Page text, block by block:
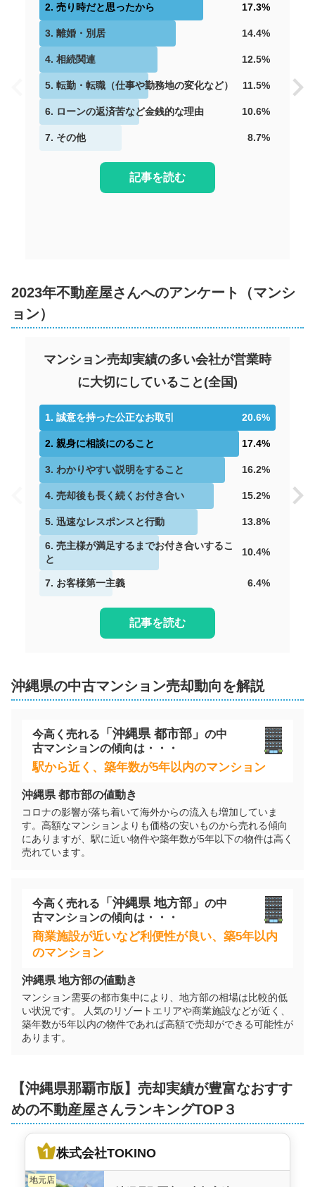
株式会社 不動産の依頼所
1,500
ライオンズマンション安里
階数: 階
株式会社TOKINO
2026年1月
ソーワピア古蔵台
階数:3階 専有面積:
株式会社TOKINO
2,300 万円 2026年1月
ライオンズマンション壺屋第3
階数:2
株式会社ミカタ不動産
階数:18階 専有面積:76㎡
株式会社TOKINO
4,300 万円
リュークスタワーザイースト
階数: 4階 専有面積:56㎡
1,700万円 2025年12月
稲和マンション
階数:6階
株式会社ミカタ不動産
ブランシエラ那覇曙プレミスト
階数:14階 専有面積:70㎡
株式会社ミカタ不動産
2. 売り時だと思ったから 17.3%
3. 離婚・別居 14.4%
4. 相続関連 12.5%
5. 転勤・転職（仕事や勤務地の変化など） 11.5%
6. ローンの返済苦など金銭的な理由 10.6%
7. その他 8.7%
記事を読む
2023年不動産屋さんへのアンケート（マンシ
ョン）
マンション売却実績の多い会社が営業時
に大切にしていること (全国)
1. 誠意を持った公正なお取引 20.6%
2. 親身に相談にのること 17.4%
3. わかりやすい説明をすること 16.2%
4. 売却後も長く続くお付き合い 15.2%
5. 迅速なレスポンスと行動 13.8%
6. 売主様が満足するまでお付き合いするこ
と
10.4%
7. お客様第一主義 6.4%
記事を読む
沖縄県の中古マンション売却動向を解説
今高く売れる 「 沖縄県 都市部」 の中
古マンションの傾向は・・・
駅から近く、築年数が5年以内のマンション
沖縄県 都市部の値動き
コロナの影響が落ち着いて海外からの流入も増加していま
す。高額なマンションよりも価格の安いものから売れる傾向
にありますが、駅に近い物件や築年数が5年以下の物件は高く
売れています。
今高く売れる 「 沖縄県地方部」 の中
古マンションの傾向は・・・
商業施設が近いなど利便性が良い、築5年以内
のマンション
沖縄県 地方部の値動き
マンション需要の都市集中により、地方部の相場は比較的低
い状況です。 人気のリゾートエリアや商業施設などが近く、
築年数が5年以内の物件であれば高額で売却ができる可能性が
あります。
【沖縄県那覇市版】売却実績が豊富なおすす
めの不動産屋さんランキングTOP３
株式会社TOKINO
地元店